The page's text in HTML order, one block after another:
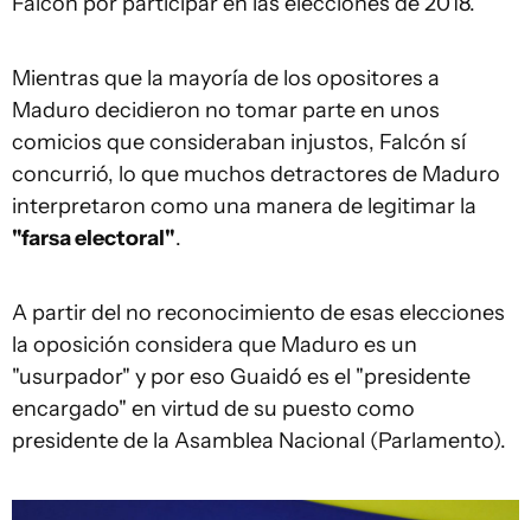
Mientras que la mayoría de los opositores a
Maduro decidieron no tomar parte en unos
comicios que consideraban injustos, Falcón sí
concurrió, lo que muchos detractores de Maduro
interpretaron como una manera de legitimar la
"farsa electoral".
A partir del no reconocimiento de esas elecciones
la oposición considera que Maduro es un
"usurpador" y por eso Guaidó es el "presidente
encargado" en virtud de su puesto como
presidente de la Asamblea Nacional (Parlamento).